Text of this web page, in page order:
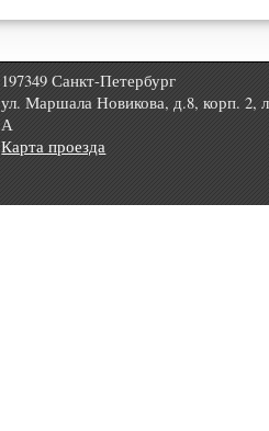
197349 Санкт-Петербург
ул. Маршала Новикова, д.8, корп. 2,
А
Карта проезда